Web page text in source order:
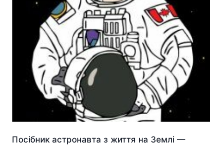
Посібник астронавта з життя на Землі —